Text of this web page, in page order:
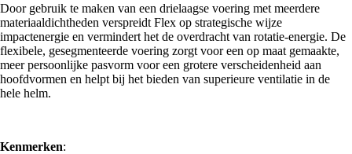
Door gebruik te maken van een drielaagse voering met meerdere
materiaaldichtheden verspreidt Flex op strategische wijze
impactenergie en vermindert het de overdracht van rotatie-energie. De
flexibele, gesegmenteerde voering zorgt voor een op maat gemaakte,
meer persoonlijke pasvorm voor een grotere verscheidenheid aan
hoofdvormen en helpt bij het bieden van superieure ventilatie in de
hele helm.
Kenmerken: